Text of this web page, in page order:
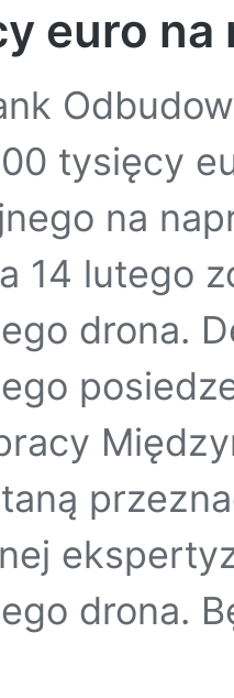
euro na
tysięcy
na
14 lutego
drona.
drona.